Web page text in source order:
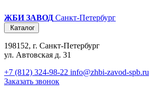
ЖБИ ЗАВОД Санкт-Петербург
Каталог
198152, г. Санкт-Петербург
ул. Автовская д. 31
+7 (812) 324-98-22 info@zhbi-zavod-spb.ru
Заказать звонок